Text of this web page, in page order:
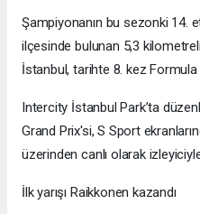
Şampiyonanın bu sezonki 14.
ilçesinde bulunan 5,3
İstanbul, tarihte 8. kez Formula
Intercity İstanbul Park’ta
Grand Prix'si, S Sport
üzerinden canlı olarak
İlk yarışı Raikkonen kazandı